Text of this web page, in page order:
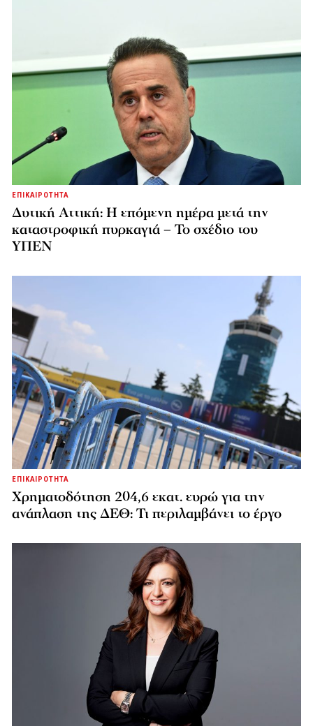
ΕΠΙΚΑΙΡΟΤΗΤΑ
Δυτική Αττική: Η επόμενη ημέρα μετά την
καταστροφική πυρκαγιά – Το σχέδιο του
ΥΠΕΝ
ΕΠΙΚΑΙΡΟΤΗΤΑ
Χρηματοδότηση 204,6 εκατ. ευρώ για την
ανάπλαση της ΔΕΘ: Τι περιλαμβάνει το έργο